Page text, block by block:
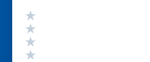
Valutazione